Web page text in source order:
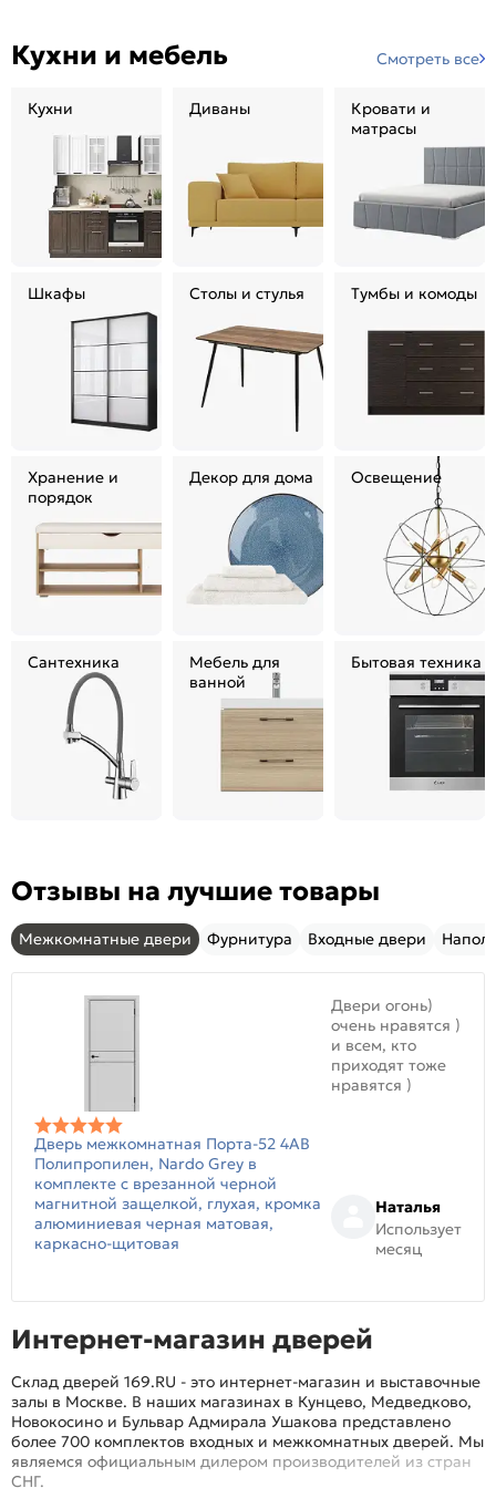
Кухни и мебель Смотреть все
Кухни Диваны
Кровати и
матрасы
Шкафы Столы и стулья Тумбы и комоды
Хранение и
порядок
Декор для дома Освещение
Сантехника
Мебель для
ванной
Бытовая техника
Отзывы на лучшие товары
Межкомнатные двери Фурнитура Входные двери
Дверь межкомнатная Порта-52 4AB
Полипропилен, Nardo Grey в
комплекте с врезанной черной
магнитной защелкой, глухая, кромка
алюминиевая черная матовая,
каркасно-щитовая
Двери огонь)
очень нравятся )
и всем, кто
приходят тоже
нравятся )
Наталья
Использует
месяц
Интернет-магазин дверей
Склад дверей 169.RU - это интернет-магазин и выставочные
залы в Москве. В наших магазинах в Кунцево, Медведково,
Новокосино и Бульвар Адмирала Ушакова представлено
более 700 комплектов входных и межкомнатных дверей. Мы
являемся официальным дилером производителей из стран
СНГ.